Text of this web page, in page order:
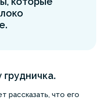
рассказать, что его